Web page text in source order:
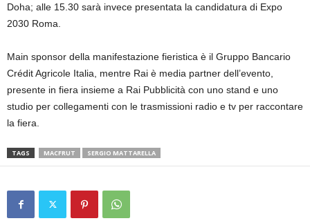
Doha; alle 15.30 sarà invece presentata la candidatura di Expo
2030 Roma.
Main sponsor della manifestazione fieristica è il Gruppo Bancario
Crédit Agricole Italia, mentre Rai è media partner dell’evento,
presente in fiera insieme a Rai Pubblicità con uno stand e uno
studio per collegamenti con le trasmissioni radio e tv per raccontare
la fiera.
TAGS MACFRUT SERGIO MATTARELLA